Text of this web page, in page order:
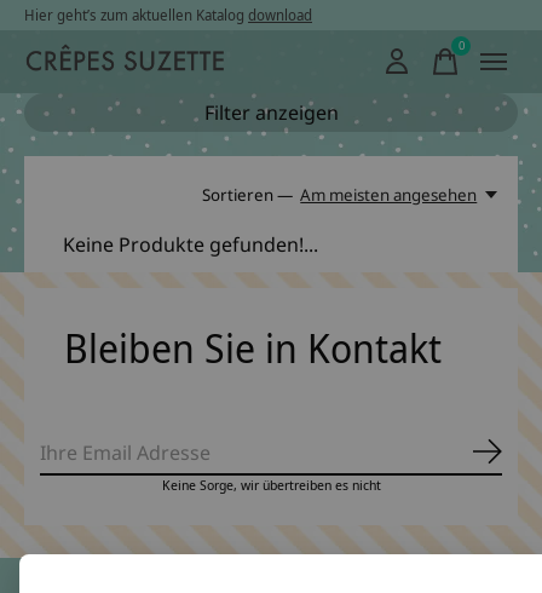
Hier geht’s zum aktuellen Katalog download
0items
Filter anzeigen
Sortieren — Am meisten angesehen
Keine Produkte gefunden!...
Bleiben Sie in Kontakt
Keine Sorge, wir übertreiben es nicht